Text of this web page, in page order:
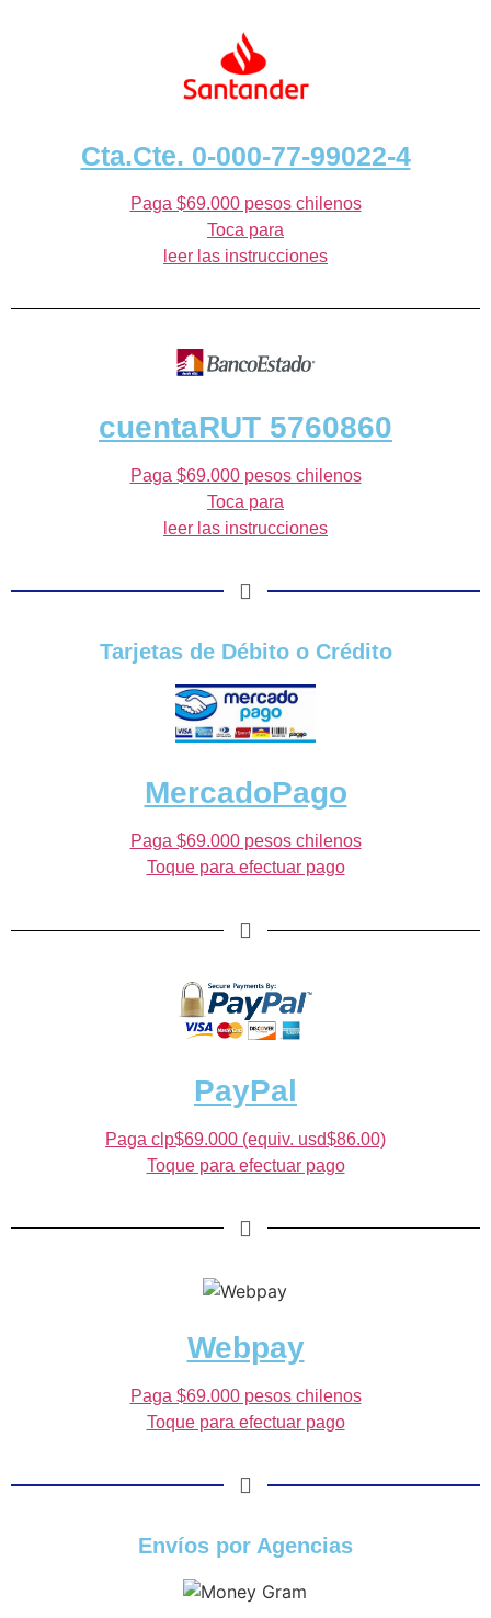
Cta.Cte. 0-000-77-99022-4
Paga $69.000 pesos chilenos
Toca para
leer las instrucciones
cuentaRUT 5760860
Paga $69.000 pesos chilenos
Toca para
leer las instrucciones
Tarjetas de Débito o Crédito
MercadoPago
Paga $69.000 pesos chilenos
Toque para efectuar pago
PayPal
Paga clp$69.000 (equiv. usd$86.00)
Toque para efectuar pago
Webpay
Paga $69.000 pesos chilenos
Toque para efectuar pago
Envíos por Agencias